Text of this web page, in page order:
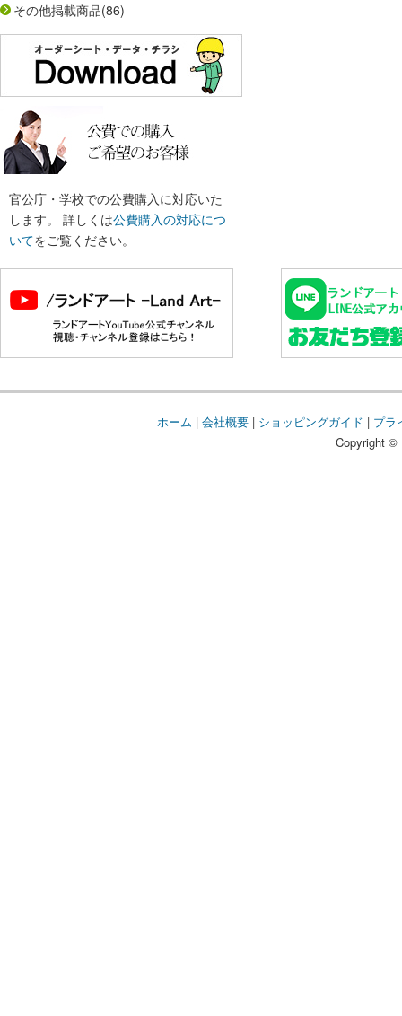
その他掲載商品(86)
官公庁・学校での公費購入に対応いた
します。 詳しくは公費購入の対応につ
いてをご覧ください。
ホーム | 会社概要| ショッピングガイド | プラ
Copyright ©